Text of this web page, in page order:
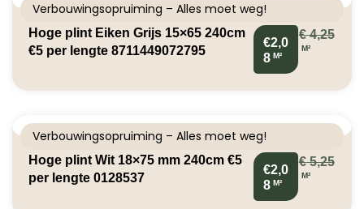
Verbouwingsopruiming – Alles moet weg!
Hoge plint Eiken Grijs 15×65 240cm
€5 per lengte 8711449072795
€2,0
8 M²
€4,25
M²
Verbouwingsopruiming – Alles moet weg!
Hoge plint Wit 18×75 mm 240cm €5
per lengte 0128537
€2,0
8 M²
€5,25
M²